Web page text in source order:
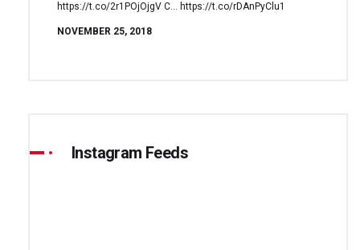
https://t.co/2r1POjOjgV C… https://t.co/rDAnPyClu1
NOVEMBER 25, 2018
Instagram Feeds